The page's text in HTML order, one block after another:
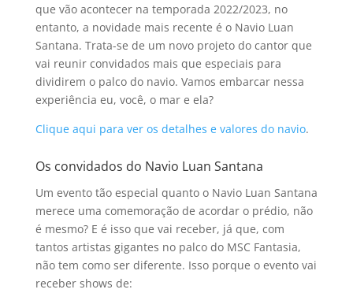
que vão acontecer na temporada 2022/2023, no
entanto, a novidade mais recente é o Navio Luan
Santana. Trata-se de um novo projeto do cantor que
vai reunir convidados mais que especiais para
dividirem o palco do navio. Vamos embarcar nessa
experiência eu, você, o mar e ela?
Clique aqui para ver os detalhes e valores do navio.
Os convidados do Navio Luan Santana
Um evento tão especial quanto o Navio Luan Santana
merece uma comemoração de acordar o prédio, não
é mesmo? E é isso que vai receber, já que, com
tantos artistas gigantes no palco do MSC Fantasia,
não tem como ser diferente. Isso porque o evento vai
receber shows de: